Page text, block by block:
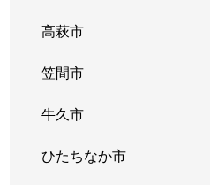
高萩市
笠間市
牛久市
ひたちなか市